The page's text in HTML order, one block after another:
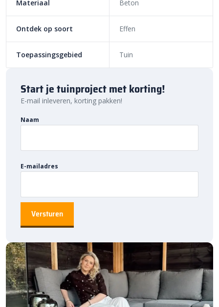
om ook een waterpas te gebruiken, zodat je zeker weet dat de
een duurzaam, maar ook een strak eindresultaat krijgt.
snelle levering
Nederland. Dankzij onze ruime voorraad en snelle levering kun je
Bestratingsmarkt.com.
Materiaal Beton
Ontdek op soort Effen
Toepassingsgebied Tuin
Start je tuinproject met korting!
E-mail inleveren, korting pakken!
Naam
E-mailadres